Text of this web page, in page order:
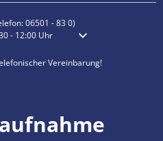
06501 - 83 0)
Öffnungs- oder Schließzeiten
- 12:00Uhr Von 08:30 bis 12:00 Uhr
Vereinbarung!